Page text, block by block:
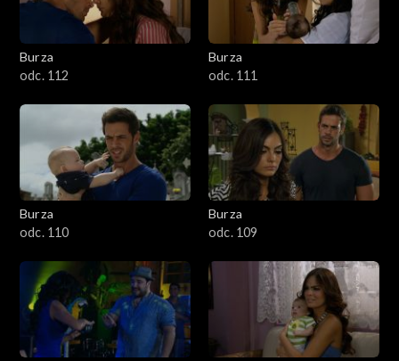
Burza
odc. 112
Burza
odc. 111
Burza
odc. 110
Burza
odc. 109